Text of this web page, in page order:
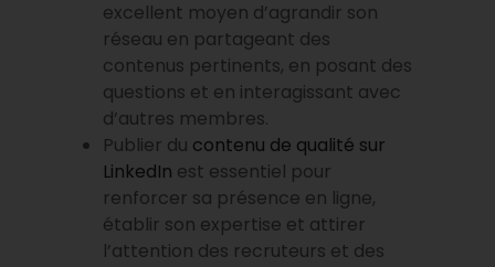
excellent moyen d’agrandir son
réseau en partageant des
contenus pertinents, en posant des
questions et en interagissant avec
d’autres membres.
Publier du contenu de qualité sur
LinkedIn est essentiel pour
renforcer sa présence en ligne,
établir son expertise et attirer
l’attention des recruteurs et des